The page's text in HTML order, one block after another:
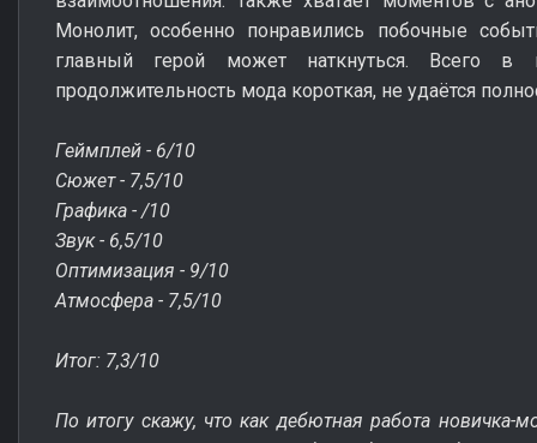
Монолит, особенно понравились побочные
главный герой может наткнуться. Всего в
продолжительность мода короткая, не удаётся
Геймплей - 6/10
Сюжет - 7,5/10
Графика - /10
Звук - 6,5/10
Оптимизация - 9/10
Атмосфера - 7,5/10
Итог: 7,3/10
По итогу скажу, что как дебютная работа новичка-